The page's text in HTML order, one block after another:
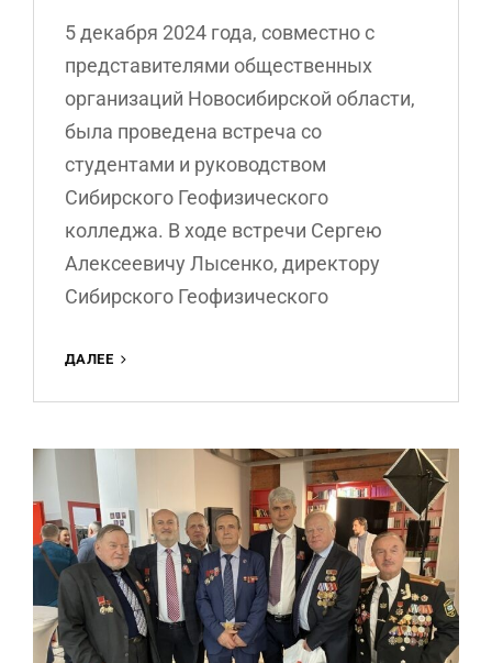
5 декабря 2024 года, совместно с
представителями общественных
организаций Новосибирской области,
была проведена встреча со
студентами и руководством
Сибирского Геофизического
колледжа. В ходе встречи Сергею
Алексеевичу Лысенко, директору
Сибирского Геофизического
ДАЛЕЕ
МУЗЕЮ